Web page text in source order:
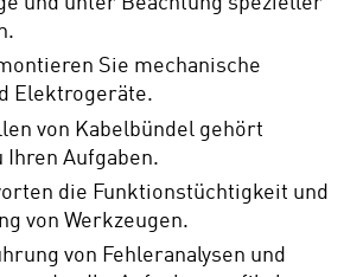
Sie mechanische
Elektrogeräte.
von Kabelbündel gehört
Ihren Aufgaben.
die Funktionstüchtigkeit und
von Werkzeugen.
von Fehleranalysen und